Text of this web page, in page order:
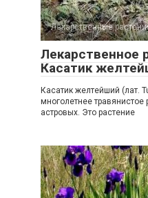
Лекарственные
Лекарственное
Касатик
Касатик желтейший (лат.
многолетнее травянистое
астровых. Это растение